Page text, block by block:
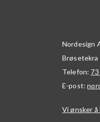
Nordesign
Brøsetekra
Telefon:
E-post:
Vi ønsker